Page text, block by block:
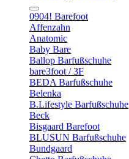
0904! Barefoot
Affenzahn
Anatomic
Baby Bare
Ballop Barfußschuhe
bare3foot / 3F
BEDA Barfußschuhe
Belenka
B.Lifestyle Barfußschuhe
Beck
Bisgaard Barefoot
BLUSUN Barfußschuhe
Bundgaard